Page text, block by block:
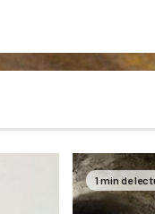
1 min de